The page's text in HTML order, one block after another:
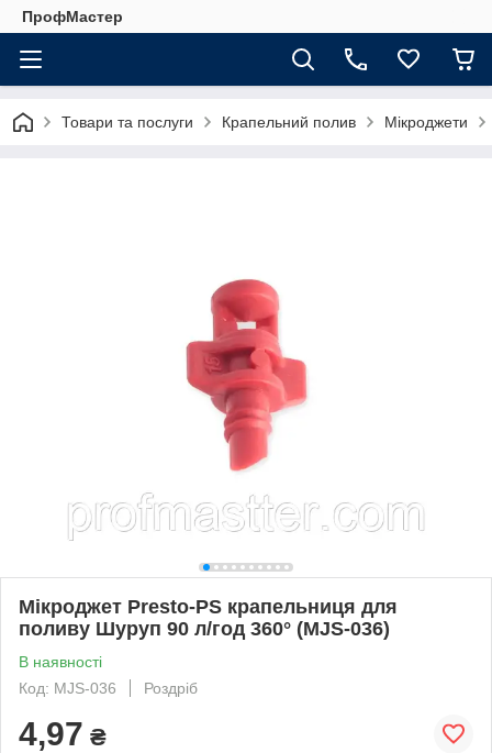
ПрофМастер
Товари та послуги Крапельний полив Мікроджети
Мікроджет Presto-PS крапельниця для
поливу Шуруп 90 л/год 360° (MJS-036)
В наявності
Код: MJS-036
Роздріб
4,97 ₴